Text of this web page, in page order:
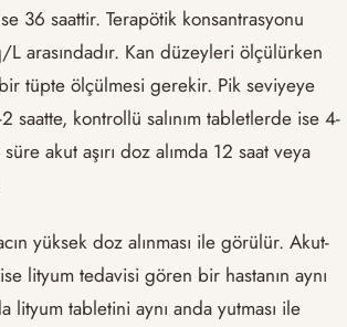
36 saattir. Terapötik konsantrasyonu
arasındadır. Kan düzeyleri ölçülürken
tüpte ölçülmesi gerekir. Pik seviyeye
saatte, kontrollü salınım tabletlerde ise 4-
süre akut aşırı doz alımda 12 saat veya
yüksek doz alınması ile görülür. Akut-
lityum tedavisi gören bir hastanın aynı
lityum tabletini aynı anda yutması ile